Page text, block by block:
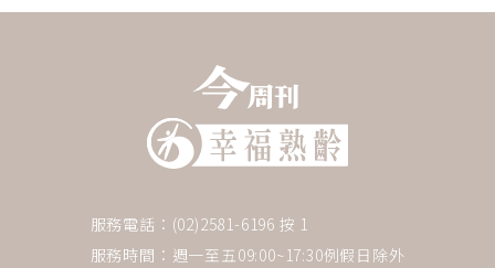
服務電話：(02)2581-6196 按 1
服務時間：週一至五09:00~17:30例假日除外